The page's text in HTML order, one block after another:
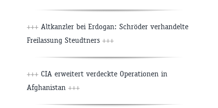
+++ Altkanzler bei Erdogan: Schröder verhandelte
Freilassung Steudtners +++
+++ CIA erweitert verdeckte Operationen in
Afghanistan +++